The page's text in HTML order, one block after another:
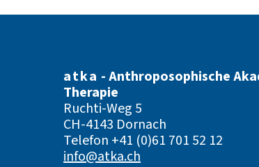
atka - Anthroposophische
Therapie
Ruchti-Weg 5
CH-4143 Dornach
Telefon +41 (0)61 701 52 12
info@atka.ch